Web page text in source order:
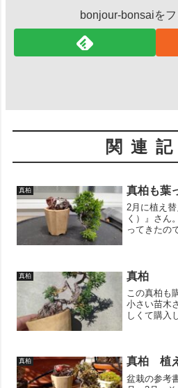
bonjour-bonsaiを
関連
真柏 真柏も葉
2月に植え
く）』さん
ってきたの
ました。写
真柏 真柏
この真柏も
小さい苗木
しくて購入
す。盆栽に
真柏 真柏 植
盆栽の参考